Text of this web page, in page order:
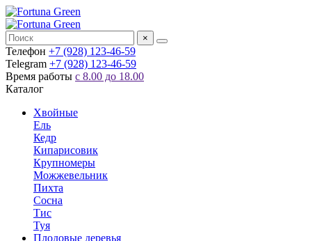
×
Телефон +7 (928) 123-46-59
Telegram +7 (928) 123-46-59
Время работы с 8.00 до 18.00
Каталог
Хвойные
Ель
Кедр
Кипарисовик
Крупномеры
Можжевельник
Пихта
Сосна
Тис
Туя
Плодовые деревья